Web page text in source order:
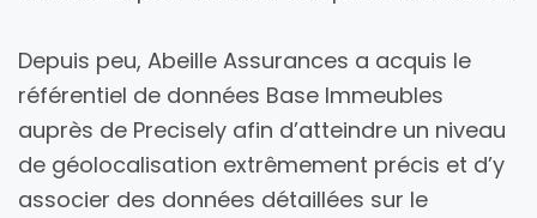
Depuis peu, Abeille Assurances a acquis le
référentiel de données Base Immeubles
auprès de Precisely afin d’atteindre un niveau
de géolocalisation extrêmement précis et d’y
associer des données détaillées sur le